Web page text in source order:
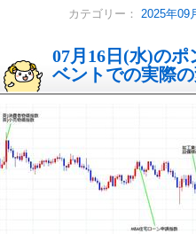
カテゴリー： 2025年09
07月16日(水)の
ベントでの実際